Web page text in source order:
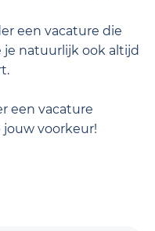
een vacature die
je natuurlijk ook altijd
een vacature
jouw voorkeur!